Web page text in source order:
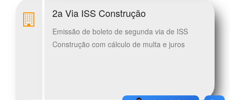
2a Via ISS Construção
Emissão de boleto de segunda via de ISS
Construção com cálculo de multa e juros